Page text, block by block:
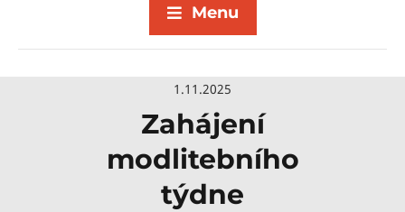
Menu
1.11.2025
Zahájení
modlitebního
týdne